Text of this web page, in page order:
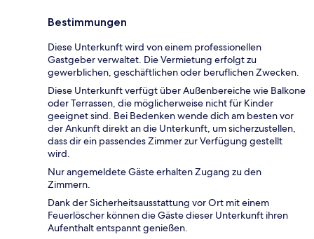
Bestimmungen
Diese Unterkunft wird von einem professionellen
Gastgeber verwaltet. Die Vermietung erfolgt zu
gewerblichen, geschäftlichen oder beruflichen Zwecken.
Diese Unterkunft verfügt über Außenbereiche wie Balkone
oder Terrassen, die möglicherweise nicht für Kinder
geeignet sind. Bei Bedenken wende dich am besten vor
der Ankunft direkt an die Unterkunft, um sicherzustellen,
dass dir ein passendes Zimmer zur Verfügung gestellt
wird.
Nur angemeldete Gäste erhalten Zugang zu den
Zimmern.
Dank der Sicherheitsausstattung vor Ort mit einem
Feuerlöscher können die Gäste dieser Unterkunft ihren
Aufenthalt entspannt genießen.